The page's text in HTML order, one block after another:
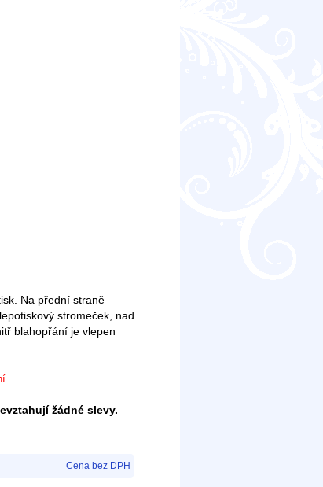
Na přední straně
stromeček, nad
blahopřání je vlepen
žádné slevy.
Cena bez DPH